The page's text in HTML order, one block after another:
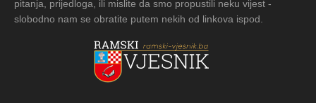
pitanja, prijedloga, ili mislite da smo propustili neku vijest -
slobodno nam se obratite putem nekih od linkova ispod.